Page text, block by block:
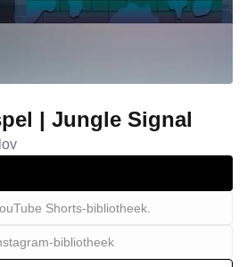
| Jungle Signal
Shorts-bibliotheek.
bibliotheek